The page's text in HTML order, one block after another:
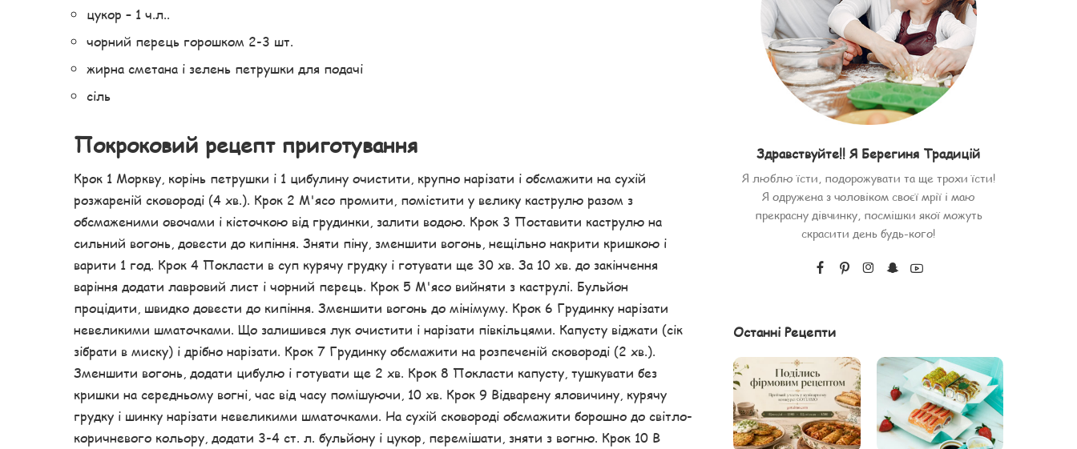
цукор – 1 ч.л..
чорний перець горошком 2-3 шт.
жирна сметана і зелень петрушки для подачі
сіль
Покроковий рецепт приготування
Крок 1 Моркву, корінь петрушки і 1 цибулину очистити, крупно нарізати і обсмажити на сухій
розжареній сковороді (4 хв.). Крок 2 М'ясо промити, помістити у велику каструлю разом з
обсмаженими овочами і кісточкою від грудинки, залити водою. Крок 3 Поставити каструлю на
сильний вогонь, довести до кипіння. Зняти піну, зменшити вогонь, нещільно накрити кришкою і
варити 1 год. Крок 4 Покласти в суп курячу грудку і готувати ще 30 хв. За 10 хв. до закінчення
варіння додати лавровий лист і чорний перець. Крок 5 М'ясо вийняти з каструлі. Бульйон
процідити, швидко довести до кипіння. Зменшити вогонь до мінімуму. Крок 6 Грудинку нарізати
невеликими шматочками. Що залишився лук очистити і нарізати півкільцями. Капусту віджати (сік
зібрати в миску) і дрібно нарізати. Крок 7 Грудинку обсмажити на розпеченій сковороді (2 хв.).
Зменшити вогонь, додати цибулю і готувати ще 2 хв. Крок 8 Покласти капусту, тушкувати без
кришки на середньому вогні, час від часу помішуючи, 10 хв. Крок 9 Відварену яловичину, курячу
грудку і шинку нарізати невеликими шматочками. На сухій сковороді обсмажити борошно до світло-
коричневого кольору, додати 3-4 ст. л. бульйону і цукор, перемішати, зняти з вогню. Крок 10 В
Здравствуйте!! Я Берегиня Традицій
Я люблю їсти, подорожувати та ще трохи їсти!
Я одружена з чоловіком своєї мрії і маю
прекрасну дівчинку, посмішки якої можуть
скрасити день будь-кого!
Останні Рецепти